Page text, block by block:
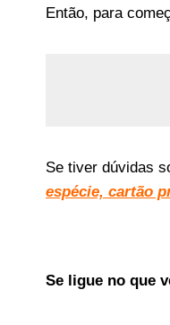
Então, para
Se tiver dúvidas
espécie, cartão
Se ligue no que